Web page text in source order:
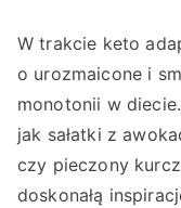
W trakcie keto
o urozmaicone i
monotonii w
jak sałatki z
czy pieczony
doskonałą